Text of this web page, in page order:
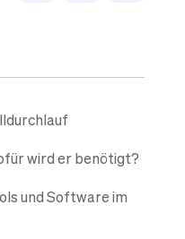
wird er benötigt?
und Software im